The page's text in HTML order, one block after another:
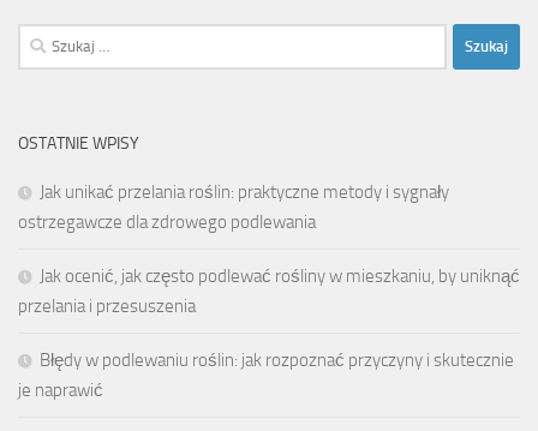
Szukaj:
OSTATNIE WPISY
Jak unikać przelania roślin: praktyczne metody i sygnały
ostrzegawcze dla zdrowego podlewania
Jak ocenić, jak często podlewać rośliny w mieszkaniu, by uniknąć
przelania i przesuszenia
Błędy w podlewaniu roślin: jak rozpoznać przyczyny i skutecznie
je naprawić